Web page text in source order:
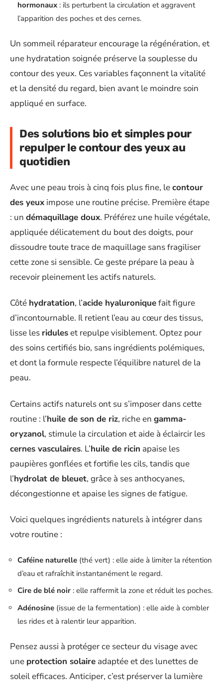
hormonaux : ils perturbent la circulation et aggravent
l’apparition des poches et des cernes.
Un sommeil réparateur encourage la régénération, et
une hydratation soignée préserve la souplesse du
contour des yeux. Ces variables façonnent la vitalité
et la densité du regard, bien avant le moindre soin
appliqué en surface.
Des solutions bio et simples pour
repulper le contour des yeux au
quotidien
Avec une peau trois à cinq fois plus fine, lecontour
des yeux impose une routine précise. Première étape
: un démaquillage doux. Préférez une huile végétale,
appliquée délicatement du bout des doigts, pour
dissoudre toute trace de maquillage sans fragiliser
cette zone si sensible. Ce geste prépare la peau à
recevoir pleinement les actifs naturels.
Côté hydratation, l’acide hyaluroniquefait figure
d’incontournable. Il retient l’eau au cœur des tissus,
lisse les riduleset repulpe visiblement. Optez pour
des soins certifiés bio, sans ingrédients polémiques,
et dont la formule respecte l’équilibre naturel de la
peau.
Certains actifs naturels ont su s’imposer dans cette
routine : l’huile de son de riz, riche en gamma-
oryzanol, stimule la circulation et aide à éclaircir les
cernes vasculaires. L’huile de ricin apaise les
paupières gonflées et fortifie les cils, tandis que
l’hydrolat de bleuet, grâce à ses anthocyanes,
décongestionne et apaise les signes de fatigue.
Voici quelques ingrédients naturels à intégrer dans
votre routine :
Caféine naturelle (thé vert) : elle aide à limiter la rétention
d’eau et rafraîchit instantanément le regard.
Cire de blé noir : elle raffermit la zone et réduit les poches.
Adénosine (issue de la fermentation) : elle aide à combler
les rides et à ralentir leur apparition.
Pensez aussi à protéger ce secteur du visage avec
une protection solaire adaptée et des lunettes de
soleil efficaces. Anticiper, c’est préserver la lumière